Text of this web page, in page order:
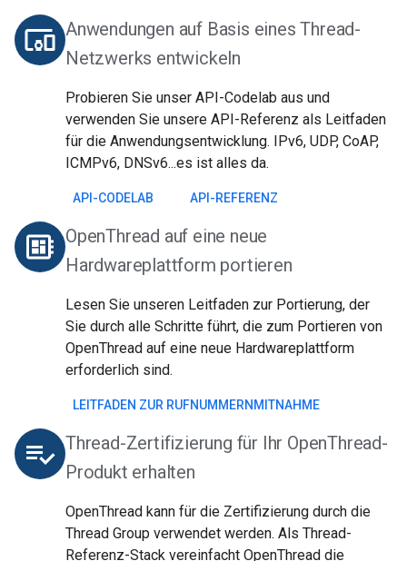
devices_other Anwendungen auf Basis eines Thread-
Netzwerks entwickeln
Probieren Sie unser API-Codelab aus und
verwenden Sie unsere API-Referenz als Leitfaden
für die Anwendungsentwicklung. IPv6, UDP, CoAP,
ICMPv6, DNSv6...es ist alles da.
API-CODELAB API-REFERENZ
developer_board OpenThread auf eine neue
Hardwareplattform portieren
Lesen Sie unseren Leitfaden zur Portierung, der
Sie durch alle Schritte führt, die zum Portieren von
OpenThread auf eine neue Hardwareplattform
erforderlich sind.
LEITFADEN ZUR RUFNUMMERNMITNAHME
playlist_add_check Thread-Zertifizierung für Ihr OpenThread-
Produkt erhalten
OpenThread kann für die Zertifizierung durch die
Thread Group verwendet werden. Als Thread-
Referenz-Stack vereinfacht OpenThread die